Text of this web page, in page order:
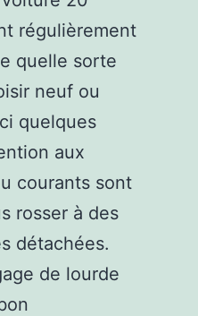
régulièrement
quelle sorte
neuf ou
quelques
aux
courants sont
rosser à des
détachées.
de lourde